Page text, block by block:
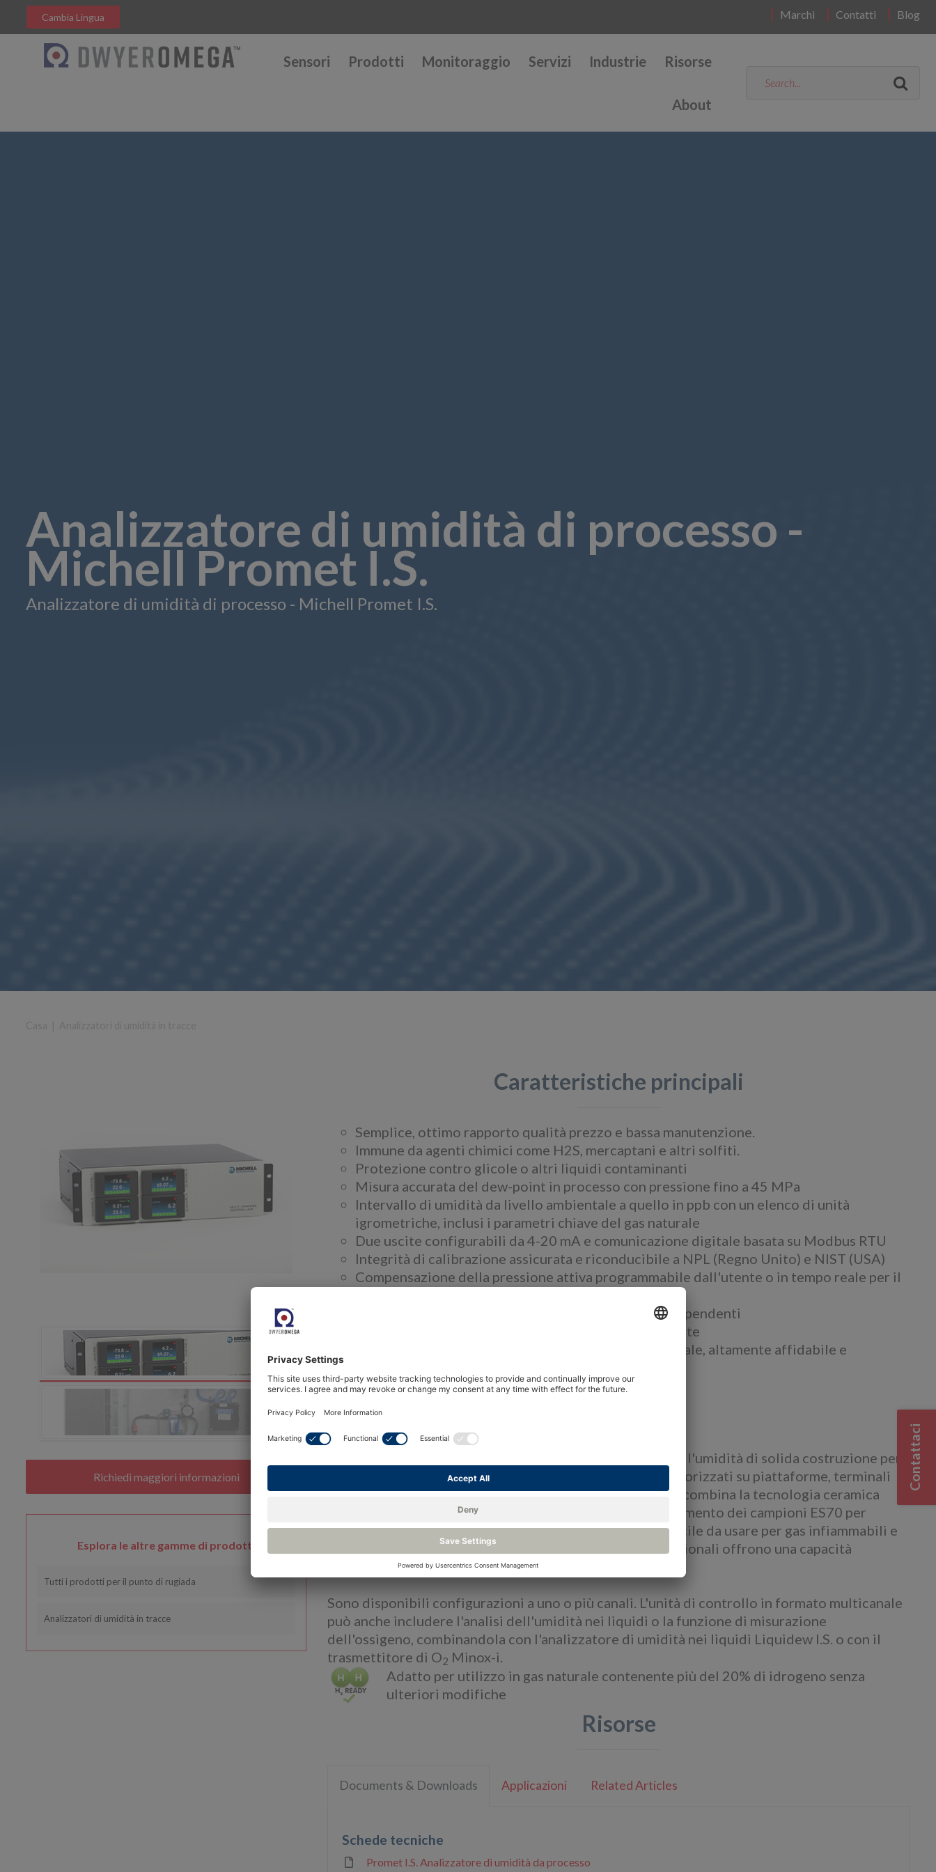
Marchi Contatti Blog
Cambia Lingua
Sensori Prodotti Monitoraggio Servizi Industrie Risorse
About
Analizzatore di umidità di processo -
Michell Promet I.S.
Analizzatore di umidità di processo - Michell Promet I.S.
Esplora le altre gamme di prodotti
Tutti i prodotti per il punto di rugiada
Analizzatori di umidità in tracce
Caratteristiche principali
Semplice, ottimo rapporto qualità prezzo e bassa manutenzione.
Immune da agenti chimici come H2S, mercaptani e altri solfiti.
Protezione contro glicole o altri liquidi contaminanti
Misura accurata del dew-point in processo con pressione fino a 45 MPa
Intervallo di umidità da livello ambientale a quello in ppb con un elenco di unità
igrometriche, inclusi i parametri chiave del gas naturale
Due uscite configurabili da 4-20 mA e comunicazione digitale basata su Modbus RTU
Integrità di calibrazione assicurata e riconducibile a NPL (Regno Unito) e NIST (USA)
Compensazione della pressione attiva programmabile dall'utente o in tempo reale per il
Multicanale con un massimo di 4 canali di misura indipendenti
Sistema campionamento ES70 configurabile dal cliente
a 2 fili, alimentato a loop, opzionale, altamente affidabile e
Promet I.S. è un analizzatore da processo per la misura dell'umidità di solida costruzione per
la misura ad alta affidabilità, nei processi gas e liquidi vaporizzati su piattaforme, terminali
petroliferi ed installazioni di produzione gas. Promet I.S. combina la tecnologia ceramica
Metal-Oxide Moisture Sensor con i sistemi di condizionamento dei campioni ES70 per
fornire uno strumento on-line multicanale affidabile e facile da usare per gas infiammabili e
non infiammabili. I sensori elettrochimici di ossigeno opzionali offrono una capacità
aggiuntiva per le misure di O2in percentuale e in ppm
Sono disponibili configurazioni a uno o più canali. L'unità di controllo in formato multicanale
può anche includere l'analisi dell'umidità nei liquidi o la funzione di misurazione
dell'ossigeno, combinandola con l'analizzatore di umidità nei liquidi Liquidew I.S. o con il
trasmettitore di O2 Minox-i.
Adatto per utilizzo in gas naturale contenente più del 20% di idrogeno senza
ulteriori modifiche
Risorse
Documents & Downloads Applicazioni Related Articles
Schede tecniche
Promet I.S. Analizzatore di umidità da processo
Contattaci